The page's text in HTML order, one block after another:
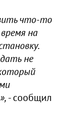
что-то
на
не
- сообщил